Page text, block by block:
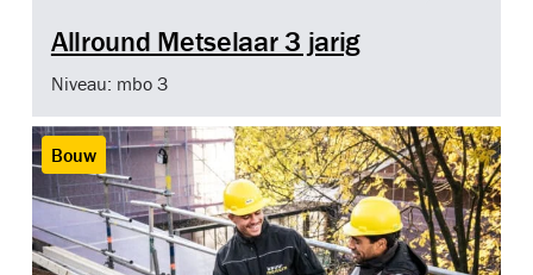
Allround Metselaar 3 jarig
Niveau: mbo 3
Bouw